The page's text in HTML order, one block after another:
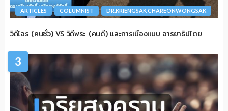
ARTICLES COLUMNIST DR.KRIENGSAK CHAREONWONGSAK
วิถีโจร (คนชั่ว) VS วิถีพระ (คนดี) และการเมืองแบบ อารยาธิปไตย
3